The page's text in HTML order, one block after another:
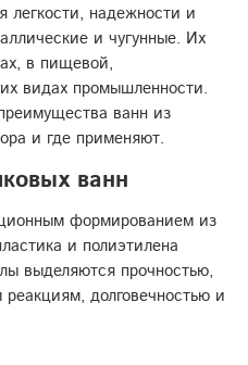
легкости, надежности и
и чугунные. Их
в пищевой,
видах промышленности.
ванн из
и где применяют.
ванн
формированием из
и полиэтилена
выделяются прочностью,
долговечностью и